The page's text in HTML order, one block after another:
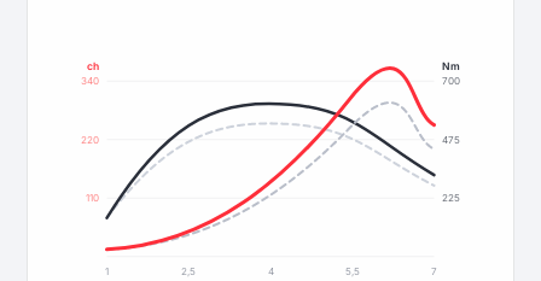
110
220
340
225
475
700
ch Nm
1 2,5 4 5,5
7